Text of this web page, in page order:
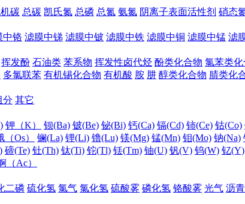
碳 总碳 凯氏氮 总磷 总氮 氨氮 阴离子表面活性剂 硝态
中铬 滤膜中锑 滤膜中铍 滤膜中铁 滤膜中铜 滤膜中锰 滤
挥发酚 石油类 苯系物 挥发性卤代烃 酚类化合物 氯苯类化
多氯联苯 有机锡化合物 有机酸 胺 肼 醇类化合物 腈类化
分 其它
钾（K） 钡(Ba) 铍(Be) 铋(Bi) 钙(Ca) 镉(Cd) 铈(Ce) 钴(Co)
（Os） 镧(La) 锂(Li) 镥(Lu) 镁(Mg) 锰(Mn) 钼(Mo) 钠(Na)
碲(Te) 钍(Th) 钛(Ti) 铊(Tl) 铥(Tm) 铀(U) 钒(V) 钨(W) 钇(Y)
（Ac）
二磷 硫化氢 氯气 氯化氢 硫酸雾 磷化氢 铬酸雾 光气 沥